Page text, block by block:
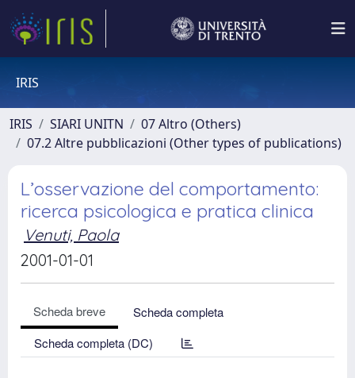
IRIS
IRIS SIARI UNITN
07 Altro (Others)
07.2 Altre pubblicazioni (Other types of publications)
L’osservazione del comportamento:
ricerca psicologica e pratica clinica
Venuti, Paola
2001-01-01
Scheda breve
Scheda completa
Scheda completa (DC)